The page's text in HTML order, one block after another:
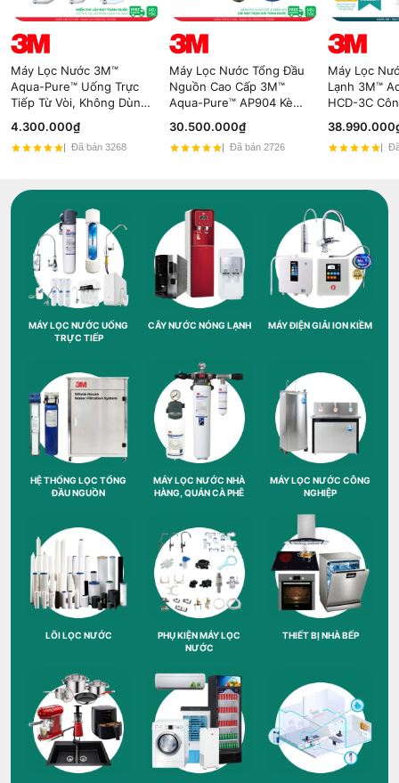
Máy Lọc Nước 3M™
Aqua-Pure™ Uống Trực
Tiếp Từ Vòi, Không Dùng
4.300.000₫
Đã bán 3268
Máy Lọc Nước Tổng Đầu
Nguồn Cao Cấp 3M™
Aqua-Pure™ AP904 Kèm
Khẩu Mỹ
30.500.000₫
Đã bán 2726
Máy Lọc
Lạnh 3M™
HCD-3C
MÁY LỌC NƯỚC UỐNG
TRỰC TIẾP
CÂY NƯỚC NÓNG LẠNH MÁY ĐIỆN GIẢI ION KIỀM
HỆ THỐNG LỌC TỔNG
ĐẦU NGUỒN
MÁY LỌC NƯỚC NHÀ
HÀNG, QUÁN CÀ PHÊ
MÁY LỌC NƯỚC CÔNG
NGHIỆP
LÕI LỌC NƯỚC
PHỤ KIỆN MÁY LỌC
NƯỚC
THIẾT BỊ NHÀ BẾP